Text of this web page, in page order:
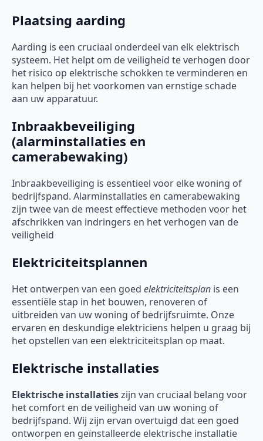
Plaatsing aarding
Aarding is een cruciaal onderdeel van elk elektrisch
systeem. Het helpt om de veiligheid te verhogen door
het risico op elektrische schokken te verminderen en
kan helpen bij het voorkomen van ernstige schade
aan uw apparatuur.
Inbraakbeveiliging
(alarminstallaties en
camerabewaking)
Inbraakbeveiliging is essentieel voor elke woning of
bedrijfspand. Alarminstallaties en camerabewaking
zijn twee van de meest effectieve methoden voor het
afschrikken van indringers en het verhogen van de
veiligheid
Elektriciteitsplannen
Het ontwerpen van een goed elektriciteitsplan is een
essentiële stap in het bouwen, renoveren of
uitbreiden van uw woning of bedrijfsruimte. Onze
ervaren en deskundige elektriciens helpen u graag bij
het opstellen van een elektriciteitsplan op maat.
Elektrische installaties
Elektrische installatieszijn van cruciaal belang voor
het comfort en de veiligheid van uw woning of
bedrijfspand. Wij zijn ervan overtuigd dat een goed
ontworpen en geïnstalleerde elektrische installatie